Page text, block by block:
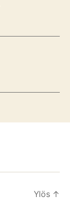
Ylös ↑